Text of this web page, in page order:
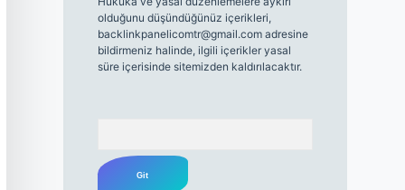
olduğunu düşündüğünüz içerikleri,
backlinkpanelicomtr@gmail.comadresine
bildirmeniz halinde, ilgili içerikler yasal
süre içerisinde sitemizden kaldırılacaktır.